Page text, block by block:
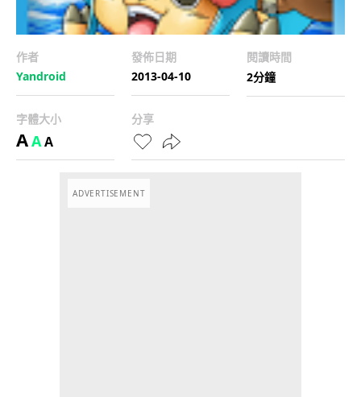
作者
Yandroid
發佈日期
2013-04-10
閱讀時間
2分鐘
字體大小
AAA
分享
ADVERTISEMENT